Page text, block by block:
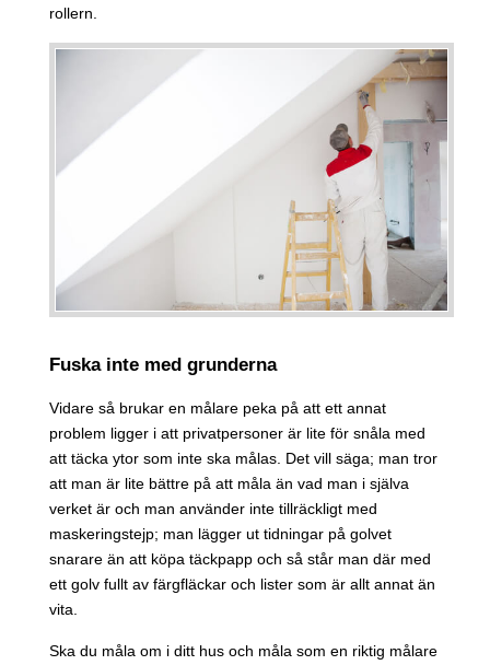
rollern.
Fuska inte med grunderna
Vidare så brukar en målare peka på att ett annat
problem ligger i att privatpersoner är lite för snåla med
att täcka ytor som inte ska målas. Det vill säga; man tror
att man är lite bättre på att måla än vad man i själva
verket är och man använder inte tillräckligt med
maskeringstejp; man lägger ut tidningar på golvet
snarare än att köpa täckpapp och så står man där med
ett golv fullt av färgfläckar och lister som är allt annat än
vita.
Ska du måla om i ditt hus och måla som en riktig målare